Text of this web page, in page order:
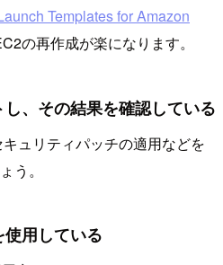
Templates for Amazon
の再作成が楽になります。
、その結果を確認している
ュリティパッチの適用などを
う。
用している